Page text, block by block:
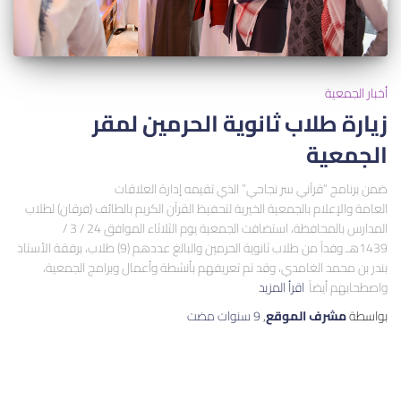
أخبار الجمعية
زيارة طلاب ثانوية الحرمين لمقر
الجمعية
ضمن برنامج “قرآني سر نجاحي” الذي تقيمه إدارة العلاقات
العامة والإعلام بالجمعية الخيرية لتحفيظ القرآن الكريم بالطائف (فرقان) لطلاب
المدارس بالمحافظة، استضافت الجمعية يوم الثلاثاء الموافق 24 / 3 /
1439هـ وفداً من طلاب ثانوية الحرمين والبالغ عددهم (9) طلاب، برفقة الأستاذ
بندر بن محمد الغامدي، وقد تم تعريفهم بأنشطة وأعمال وبرامج الجمعية،
واصطحابهم أيضاً اقرأ المزيد
بواسطةمشرف الموقع,9 سنوات مضت